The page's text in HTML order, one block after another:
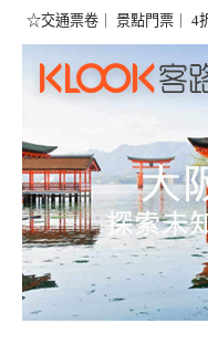
☆交通票卷｜ 景點門票｜ 4